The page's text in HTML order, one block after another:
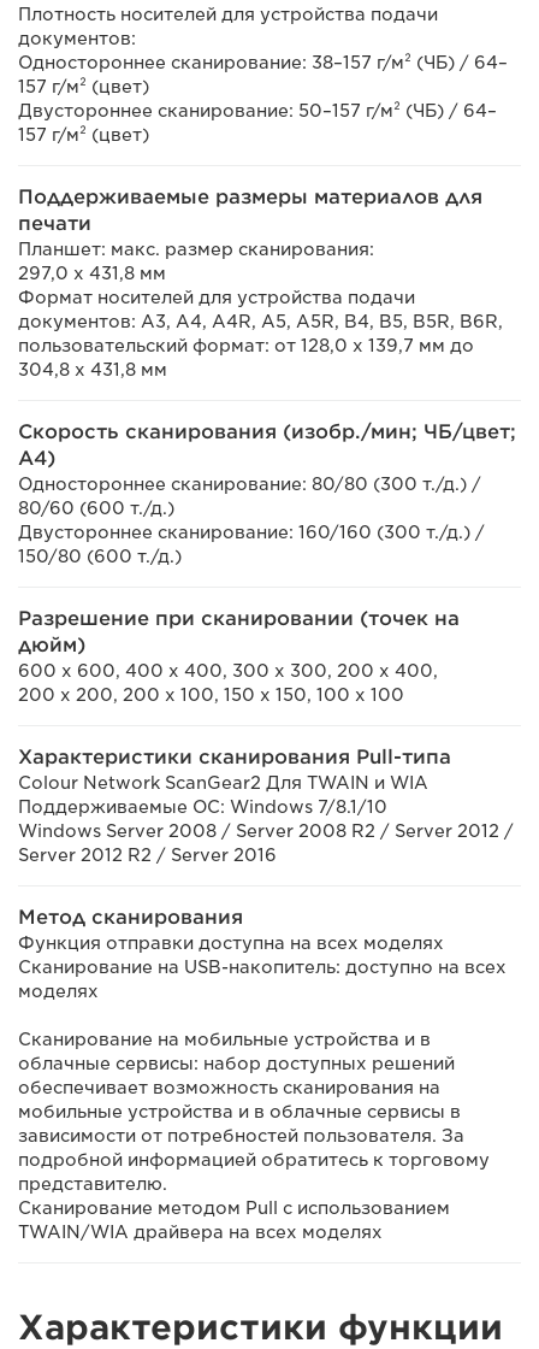
Плотность носителей для устройства подачи
документов:
Одностороннее сканирование: 38–157 г/м² (ЧБ) / 64–
157 г/м² (цвет)
Двустороннее сканирование: 50–157 г/м² (ЧБ) / 64–
157 г/м² (цвет)
Поддерживаемые размеры материалов для
печати
Планшет: макс. размер сканирования:
297,0 x 431,8 мм
Формат носителей для устройства подачи
документов: A3, A4, A4R, A5, A5R, B4, B5, B5R, B6R,
пользовательский формат: от 128,0 x 139,7 мм до
304,8 x 431,8 мм
Скорость сканирования (изобр./мин; ЧБ/цвет;
A4)
Одностороннее сканирование: 80/80 (300 т./д.) /
80/60 (600 т./д.)
Двустороннее сканирование: 160/160 (300 т./д.) /
150/80 (600 т./д.)
Разрешение при сканировании (точек на
дюйм)
600 x 600, 400 x 400, 300 x 300, 200 x 400,
200 x 200, 200 x 100, 150 x 150, 100 x 100
Характеристики сканирования Pull-типа
Colour Network ScanGear2 Для TWAIN и WIA
Поддерживаемые ОС: Windows 7/8.1/10
Windows Server 2008 / Server 2008 R2 / Server 2012 /
Server 2012 R2 / Server 2016
Метод сканирования
Функция отправки доступна на всех моделях
Сканирование на USB-накопитель: доступно на всех
моделях
Сканирование на мобильные устройства и в
облачные сервисы: набор доступных решений
обеспечивает возможность сканирования на
мобильные устройства и в облачные сервисы в
зависимости от потребностей пользователя. За
подробной информацией обратитесь к торговому
представителю.
Сканирование методом Pull с использованием
TWAIN/WIA драйвера на всех моделях
Характеристики функции